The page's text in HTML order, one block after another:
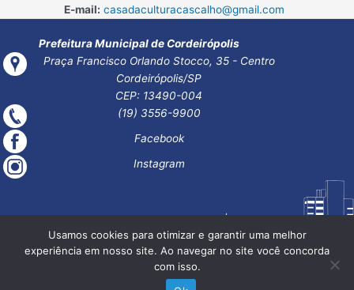
E-mail: casadaculturacascalho@gmail.com
Prefeitura Municipal de Cordeirópolis
Praça Francisco Orlando Stocco, 35 - Centro
Cordeirópolis/SP
CEP: 13490-004
(19) 3556-9900
Facebook
Instagram
Usamos cookies para otimizar e garantir uma melhor
experiência em nosso site. Ao navegar no site você concorda
com isso.